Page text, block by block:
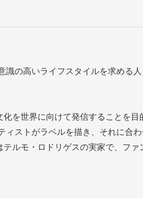
識の高いライフスタイルを求める
を世界に向けて発信することを
ストがラベルを描き、それに合
ルモ・ロドリゲスの実家で、フ